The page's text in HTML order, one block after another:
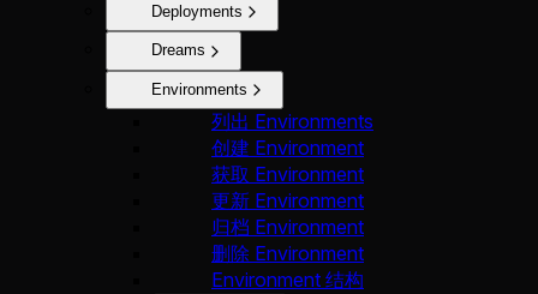
Deployments
Dreams
Environments
列出 Environments
创建 Environment
获取 Environment
更新 Environment
归档 Environment
删除 Environment
Environment 结构